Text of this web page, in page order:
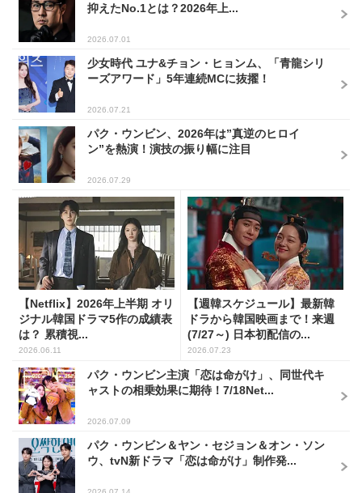
抑えたNo.1とは？2026年上...
2026.07.01
少女時代 ユナ&チョン・ヒョンム、「青龍シリ
ーズアワード」5年連続MCに抜擢！
2026.07.21
パク・ウンビン、2026年は”真逆のヒロイ
ン”を熱演！演技の振り幅に注目
2026.07.29
【Netflix】2026年上半期 オリ
ジナル韓国ドラマ5作の成績表
は？ 累積視...
2026.06.11
【週韓スケジュール】最新韓
ドラから韓国映画まで！来週
(7/27～) 日本初配信の...
2026.07.23
パク・ウンビン主演「恋は命がけ」、同世代キ
ャストの相乗効果に期待！7/18Net...
2026.07.09
パク・ウンビン＆ヤン・セジョン＆オン・ソン
ウ、tvN新ドラマ「恋は命がけ」制作発...